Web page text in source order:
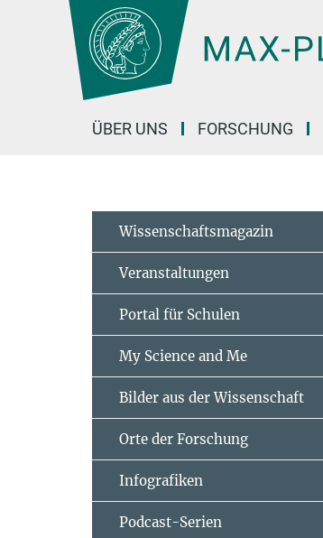
Hauptinhalt
ÜBER UNS FORSCHUNG
Wissenschaftsmagazin
Veranstaltungen
Portal für Schulen
My Science and Me
Bilder aus der Wissenschaft
Orte der Forschung
Infografiken
Podcast-Serien